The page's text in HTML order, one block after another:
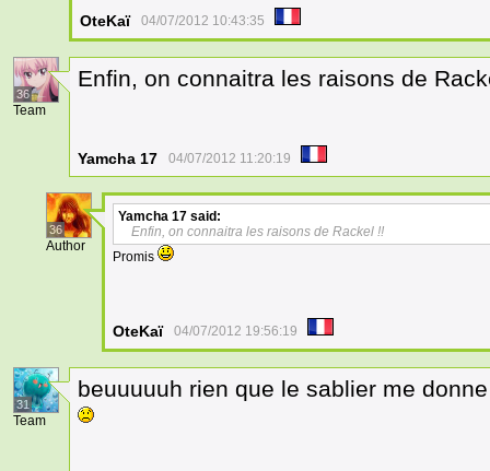
OteKaï 04/07/2012 10:43:35
36
Team
Enfin, on connaitra les raisons de
Yamcha 17 04/07/2012 11:20:19
36
Author
Yamcha 17 said:
Enfin, on connaitra les raisons de Rackel !!
Promis
OteKaï 04/07/2012 19:56:19
31
Team
beuuuuuh rien que le sablier me